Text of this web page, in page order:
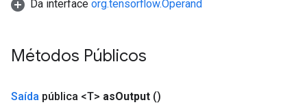
Da interface org.tensorflow.Operand
Métodos Públicos
Saída pública <T> asOutput ()